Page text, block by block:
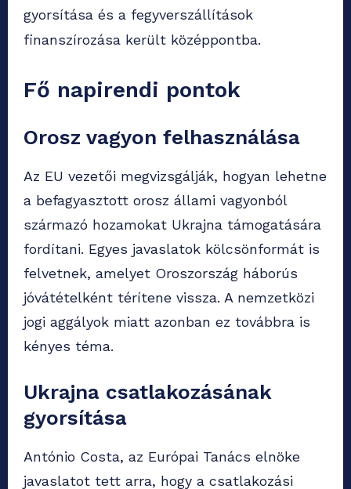
gyorsítása és a fegyverszállítások
finanszírozása került középpontba.
Fő napirendi pontok
Orosz vagyon felhasználása
Az EU vezetői megvizsgálják, hogyan lehetne
a befagyasztott orosz állami vagyonból
származó hozamokat Ukrajna támogatására
fordítani. Egyes javaslatok kölcsönformát is
felvetnek, amelyet Oroszország háborús
jóvátételként térítene vissza. A nemzetközi
jogi aggályok miatt azonban ez továbbra is
kényes téma.
Ukrajna csatlakozásának
gyorsítása
António Costa, az Európai Tanács elnöke
javaslatot tett arra, hogy a csatlakozási